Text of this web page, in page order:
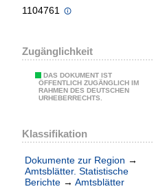
1104761
Zugänglichkeit
DAS DOKUMENT IST
ÖFFENTLICH ZUGÄNGLICH IM
RAHMEN DES DEUTSCHEN
URHEBERRECHTS.
Klassifikation
Dokumente zur Region →
Amtsblätter. Statistische
Berichte → Amtsblätter